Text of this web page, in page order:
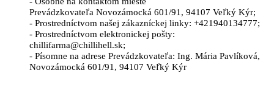
Prevádzkovateľa Novozámocká 601/91, 94107 Veľký Kýr;
- Prostredníctvom našej zákazníckej linky: +421940134777;
- Prostredníctvom elektronickej pošty:
chillifarma@chillihell.sk;
- Písomne na adrese Prevádzkovateľa: Ing. Mária Pavlíková,
Novozámocká 601/91, 94107 Veľký Kýr